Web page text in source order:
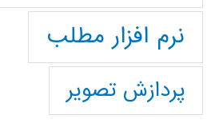
نرم افزار مطلب
پردازش تصویر